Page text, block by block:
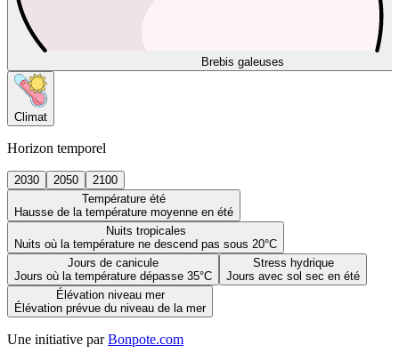
Brebis galeuses
Climat
Horizon temporel
2030 2050
2100
Température été
Hausse de la température moyenne en été
Nuits tropicales
Nuits où la température ne descend pas sous 20°C
Jours de canicule
Jours où la température dépasse 35°C
Stress hydrique
Jours avec sol sec en été
Élévation niveau mer
Élévation prévue du niveau de la mer
Une initiative par Bonpote.com